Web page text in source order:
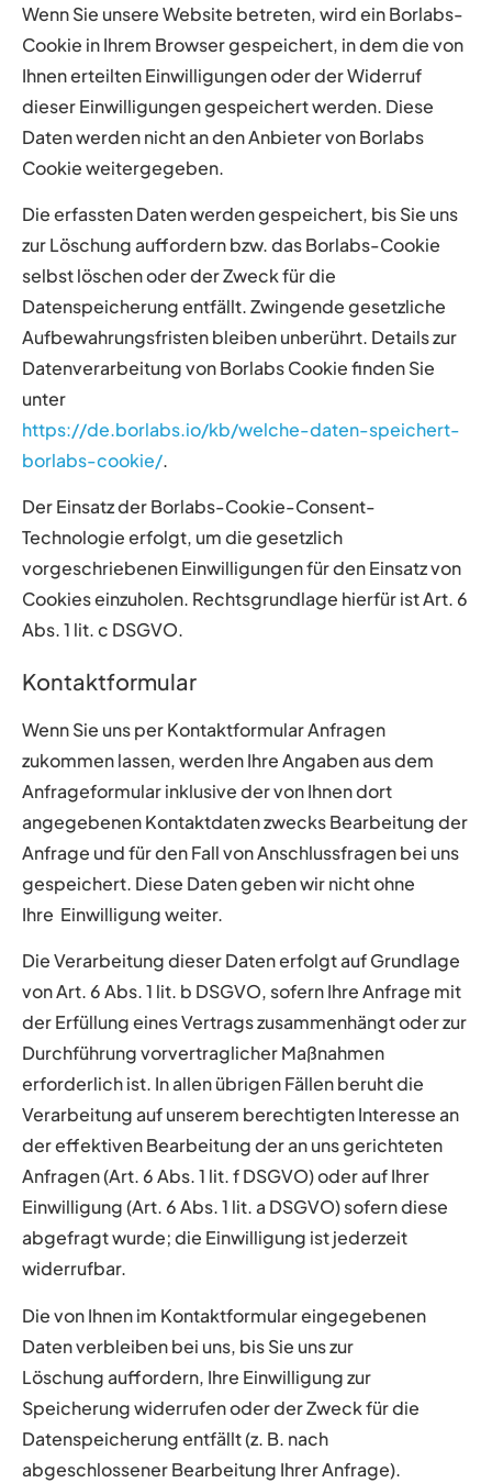
Wenn Sie unsere Website betreten, wird ein Borlabs-
Cookie in Ihrem Browser gespeichert, in dem die von
Ihnen erteilten Einwilligungen oder der Widerruf
dieser Einwilligungen gespeichert werden. Diese
Daten werden nicht an den Anbieter von Borlabs
Cookie weitergegeben.
Die erfassten Daten werden gespeichert, bis Sie uns
zur Löschung auffordern bzw. das Borlabs-Cookie
selbst löschen oder der Zweck für die
Datenspeicherung entfällt. Zwingende gesetzliche
Aufbewahrungsfristen bleiben unberührt. Details zur
Datenverarbeitung von Borlabs Cookie finden Sie
unter
https://de.borlabs.io/kb/welche-daten-speichert-
borlabs-cookie/.
Der Einsatz der Borlabs-Cookie-Consent-
Technologie erfolgt, um die gesetzlich
vorgeschriebenen Einwilligungen für den Einsatz von
Cookies einzuholen. Rechtsgrundlage hierfür ist Art. 6
Abs. 1 lit. c DSGVO.
Kontaktformular
Wenn Sie uns per Kontaktformular Anfragen
zukommen lassen, werden Ihre Angaben aus dem
Anfrageformular inklusive der von Ihnen dort
angegebenen Kontaktdaten zwecks Bearbeitung der
Anfrage und für den Fall von Anschlussfragen bei uns
gespeichert. Diese Daten geben wir nicht ohne
Ihre Einwilligung weiter.
Die Verarbeitung dieser Daten erfolgt auf Grundlage
von Art. 6 Abs. 1 lit. b DSGVO, sofern Ihre Anfrage mit
der Erfüllung eines Vertrags zusammenhängt oder zur
Durchführung vorvertraglicher Maßnahmen
erforderlich ist. In allen übrigen Fällen beruht die
Verarbeitung auf unserem berechtigten Interesse an
der effektiven Bearbeitung der an uns gerichteten
Anfragen (Art. 6 Abs. 1 lit. f DSGVO) oder auf Ihrer
Einwilligung (Art. 6 Abs. 1 lit. a DSGVO) sofern diese
abgefragt wurde; die Einwilligung ist jederzeit
widerrufbar.
Die von Ihnen im Kontaktformular eingegebenen
Daten verbleiben bei uns, bis Sie uns zur
Löschung auffordern, Ihre Einwilligung zur
Speicherung widerrufen oder der Zweck für die
Datenspeicherung entfällt (z. B. nach
abgeschlossener Bearbeitung Ihrer Anfrage).